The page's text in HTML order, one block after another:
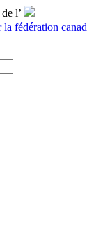
l’
la fédération